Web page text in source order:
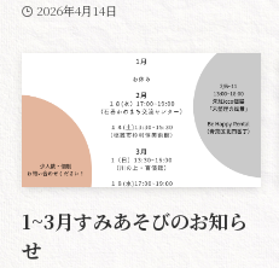
2026年4月14日
1~3月すみあそびのお知ら
せ